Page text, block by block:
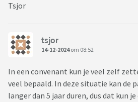
Tsjor
tsjor
14-12-2024om 08:52
In een convenant kun je veel zelf
veel bepaald. In deze situatie kan
langer dan 5 jaar duren, dus dat kun